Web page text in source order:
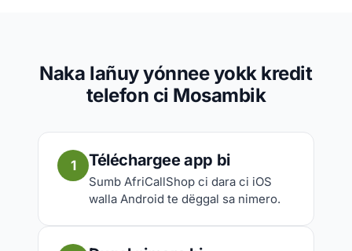
Naka lañuy yónnee yokk kredit
telefon ci Mosambik
1 Téléchargee app bi
Sumb AfriCallShop ci dara ci iOS
walla Android te dëggal sa nimero.